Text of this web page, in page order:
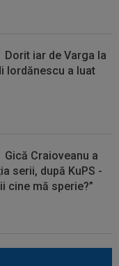
Dorit iar de Varga la
Iordănescu a luat
Gică Craioveanu a
serii, după KuPS -
cine mă sperie?”